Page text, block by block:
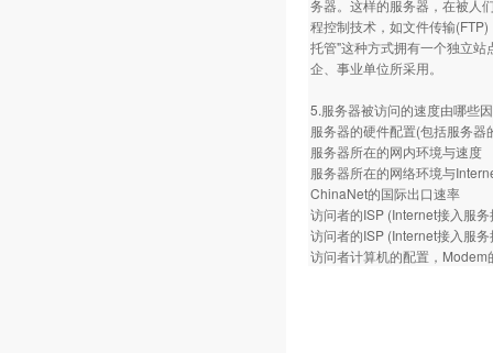
务器。这样的服务器，在被人
程控制技术，如文件传输
托管"这种方式拥有一个独立
企、事业单位所采用。
5.服务器被访问的速度由哪些
服务器的硬件配置(包括服务
服务器所在的网内环境与速度
服务器所在的网络环境与
ChinaNet的国际出口速率
访问者的ISP (Internet接入服
访问者的ISP (Internet接入服
访问者计算机的配置，